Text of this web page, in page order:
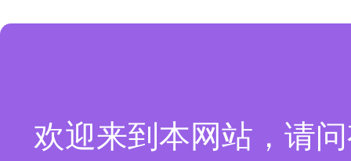
欢迎来到本网站，请